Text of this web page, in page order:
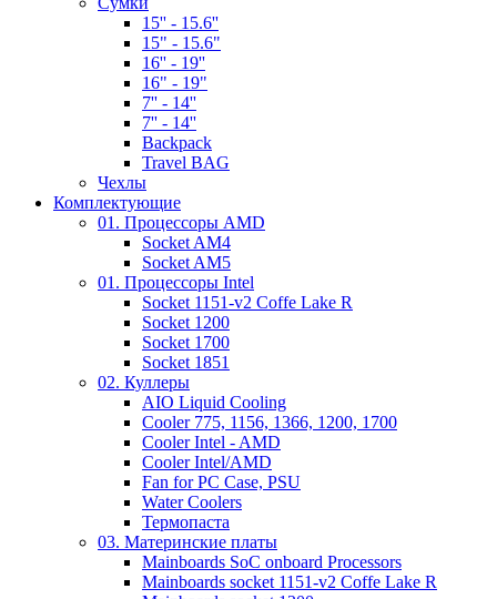
15'' - 15.6''
15" - 15.6"
16'' - 19''
16" - 19"
7'' - 14''
7'' - 14''
Backpack
Travel BAG
Чехлы
Комплектующие
01. Процессоры AMD
Socket AM4
Socket AM5
01. Процессоры Intel
Socket 1151-v2 Coffe Lake R
Socket 1200
Socket 1700
Socket 1851
02. Куллеры
AIO Liquid Cooling
Cooler 775, 1156, 1366, 1200, 1700
Cooler Intel - AMD
Cooler Intel/AMD
Fan for PC Case, PSU
Water Coolers
Термопаста
03. Материнские платы
Mainboards SoC onboard Processors
Mainboards socket 1151-v2 Coffe Lake R